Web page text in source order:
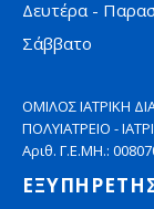
Δευτέρα -
Σάββατο
ΟΜΙΛΟΣ ΙΑΤΡΙΚΗ
ΠΟΛΥΙΑΤΡΕΙΟ -
Αριθ. Γ.Ε.ΜΗ.: